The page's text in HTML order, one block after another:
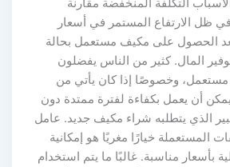
التكلفة المنخفضة مقارنة
ظل الارتفاع المستمر في أسعار
يُعد الحصول على مكيف مستعمل بحالة
المال. كثير من الناس يفضلون
وخصوصًا إذا كان يأتي من
أن يعمل بكفاءة لفترة ممتدة دون
الذي يتطلبه شراء مكيف جديد. عامل
المستعملة خيارًا مغريًا هو إمكانية
بأسعار مناسبة. غالبًا ما يتم استخدام